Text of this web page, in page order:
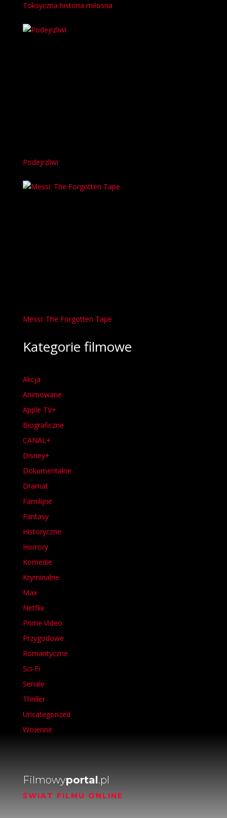
Toksyczna historia miłosna
Podejrzliwi
Messi: The Forgotten Tape
Kategorie filmowe
Akcja
Animowane
Apple TV+
Biograficzne
CANAL+
Disney+
Dokumentalne
Dramat
Familijne
Fantasy
Historyczne
Horrory
Komedie
Kryminalne
Max
Netflix
Prime Video
Przygodowe
Romantyczne
Sci-Fi
Seriale
Thriller
Uncategorized
Wojenne
Filmowyportal.pl
ŚWIAT FILMU ONLINE